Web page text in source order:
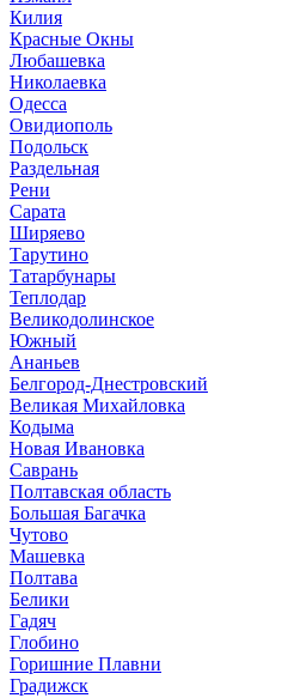
Килия
Красные Окны
Любашевка
Николаевка
Одесса
Овидиополь
Подольск
Раздельная
Рени
Сарата
Ширяево
Тарутино
Татарбунары
Теплодар
Великодолинское
Южный
Ананьев
Белгород-Днестровский
Великая Михайловка
Кодыма
Новая Ивановка
Саврань
Полтавская область
Большая Багачка
Чутово
Машевка
Полтава
Белики
Гадяч
Глобино
Горишние Плавни
Градижск